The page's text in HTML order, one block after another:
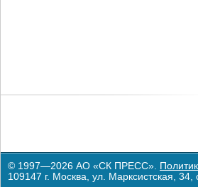
© 1997—2026 АО «СК ПРЕСС».
109147 г. Москва, ул. Марксистская,